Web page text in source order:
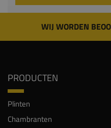
WIJ WORDEN
PRODUCTEN
Plinten
Chambranten